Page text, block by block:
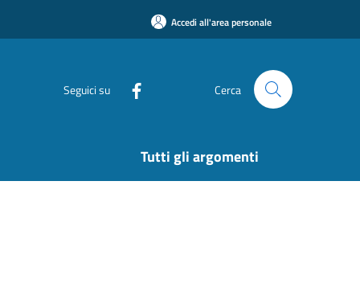
Accedi all'area personale
Seguici su Cerca
Tutti gli argomenti